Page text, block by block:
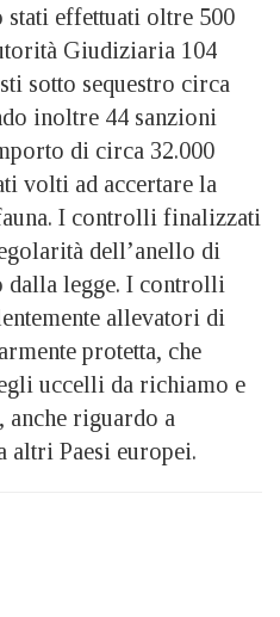
effettuati oltre 500
Giudiziaria 104
sotto sequestro circa
inoltre 44 sanzioni
di circa 32.000
volti ad accertare la
I controlli finalizzati
dell’anello di
dalla legge. I controlli
allevatori di
protetta, che
uccelli da richiamo e
riguardo a
altri Paesi europei.